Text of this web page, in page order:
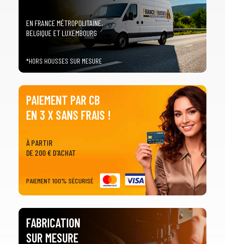
EN FRANCE MÉTROPOLITAINE,
BELGIQUE ET LUXEMBOURG
*HORS HOUSSES SUR MESURE
PAIEMENT PAR CB
EN 3 X SANS FRAIS !
À PARTIR
DE 200 € D'ACHAT
PAIEMENT 100% SÉCURISÉ
FABRICATION
SUR MESURE